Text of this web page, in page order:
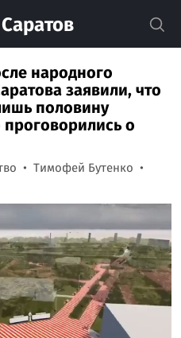
Саратов
народного
заявили, что
половину
о
Тимофей Бутенко